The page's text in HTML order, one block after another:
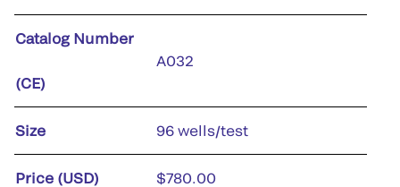
Catalog Number
(CE)
A032
Size 96 wells/test
Price (USD) $780.00